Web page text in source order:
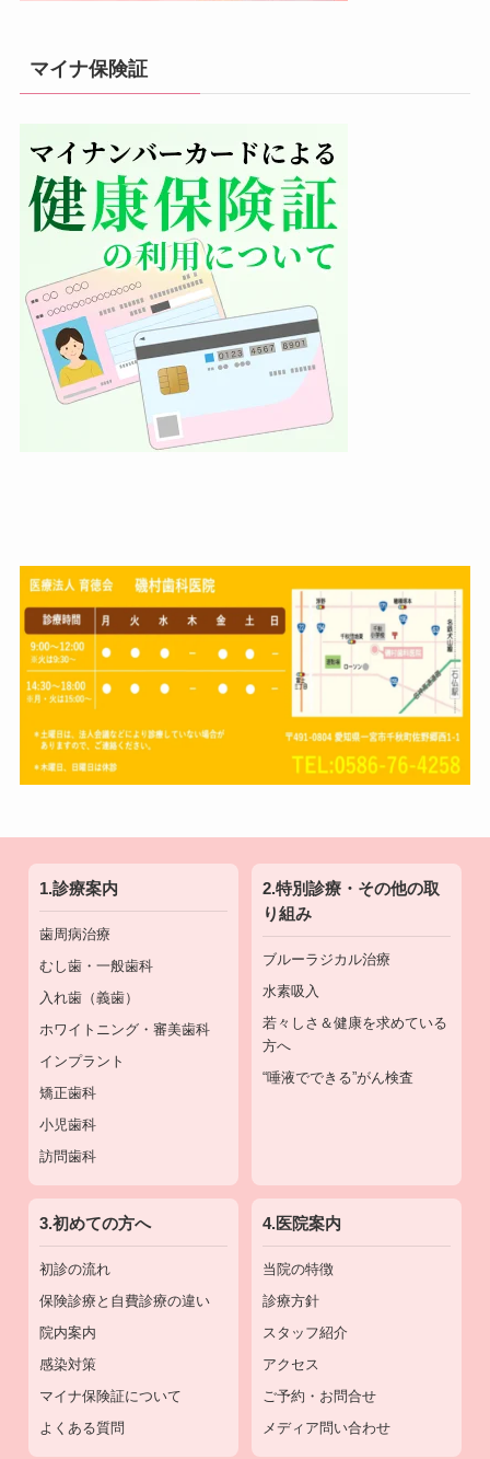
マイナ保険証
1.診療案内
歯周病治療
むし歯・一般歯科
入れ歯（義歯）
ホワイトニング・審美歯科
インプラント
矯正歯科
小児歯科
訪問歯科
2.特別診療・その他の取
り組み
ブルーラジカル治療
水素吸入
若々しさ＆健康を求めている
方へ
“唾液でできる”がん検査
3.初めての方へ
初診の流れ
保険診療と自費診療の違い
院内案内
感染対策
マイナ保険証について
よくある質問
4.医院案内
当院の特徴
診療方針
スタッフ紹介
アクセス
ご予約・お問合せ
メディア問い合わせ